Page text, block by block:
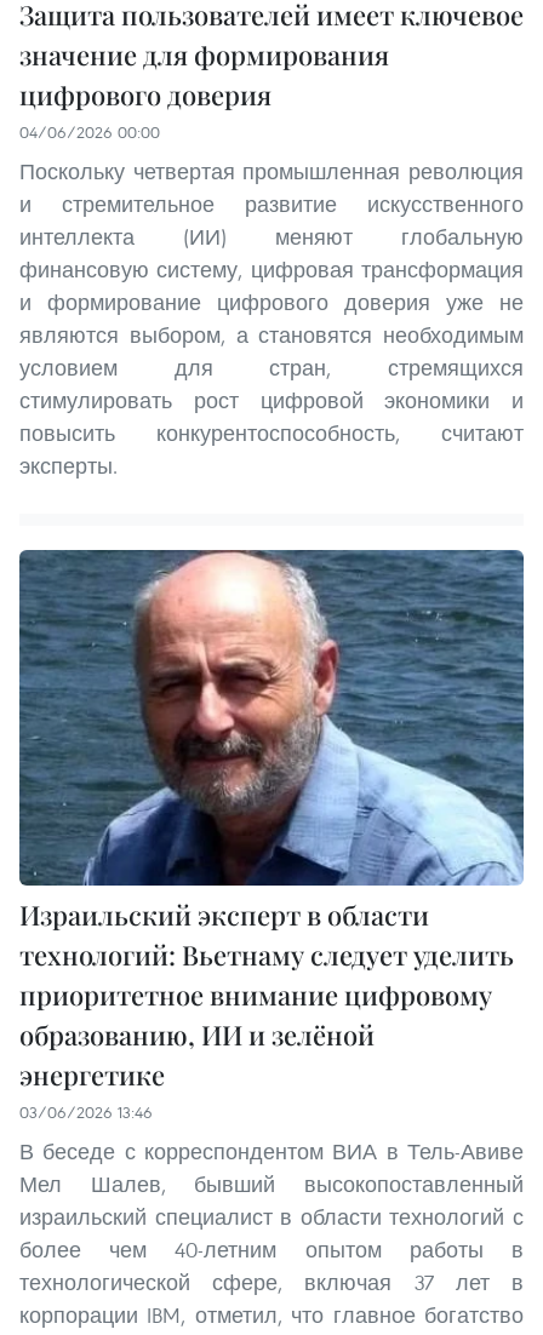
Защита пользователей имеет ключевое
значение для формирования
цифрового доверия
04/06/2026 00:00
Поскольку четвертая промышленная революция
и стремительное развитие искусственного
интеллекта (ИИ) меняют глобальную
финансовую систему, цифровая трансформация
и формирование цифрового доверия уже не
являются выбором, а становятся необходимым
условием для стран, стремящихся
стимулировать рост цифровой экономики и
повысить конкурентоспособность, считают
эксперты.
Израильский эксперт в области
технологий: Вьетнаму следует уделить
приоритетное внимание цифровому
образованию, ИИ и зелёной
энергетике
03/06/2026 13:46
В беседе с корреспондентом ВИА в Тель-Авиве
Мел Шалев, бывший высокопоставленный
израильский специалист в области технологий с
более чем 40-летним опытом работы в
технологической сфере, включая 37 лет в
корпорации IBM, отметил, что главное богатство